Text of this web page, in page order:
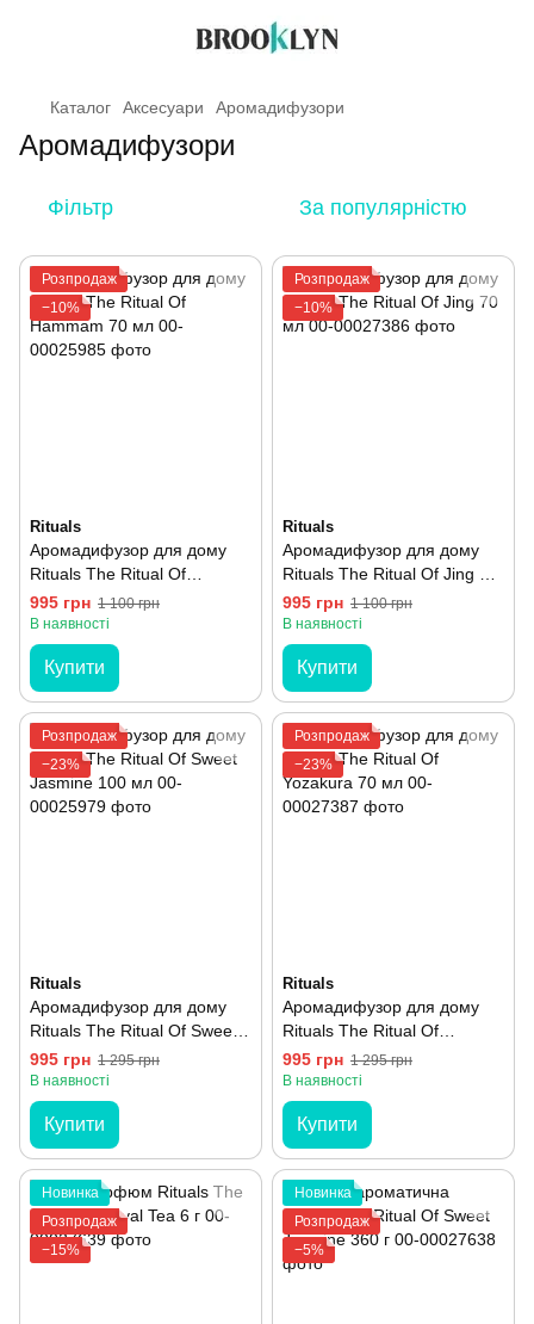
Каталог Аксесуари Аромадифузори
Аромадифузори
Фільтр За популярністю
Розпродаж
−10%
Rituals
Аромадифузор для дому
Rituals The Ritual Of
Hammam 70 мл
995 грн 1 100 грн
В наявності
Купити
Розпродаж
−10%
Rituals
Аромадифузор для дому
Rituals The Ritual Of Jing 70
мл
995 грн 1 100 грн
В наявності
Купити
Розпродаж
−23%
Rituals
Аромадифузор для дому
Rituals The Ritual Of Sweet
Jasmine 100 мл
995 грн 1 295 грн
В наявності
Купити
Розпродаж
−23%
Rituals
Аромадифузор для дому
Rituals The Ritual Of
Yozakura 70 мл
995 грн 1 295 грн
В наявності
Купити
Новинка
Розпродаж
−15%
Новинка
Розпродаж
−5%